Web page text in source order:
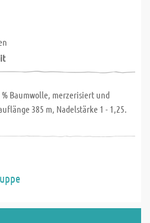
Baumwolle, merzerisiert und
385 m, Nadelstärke 1 - 1,25.